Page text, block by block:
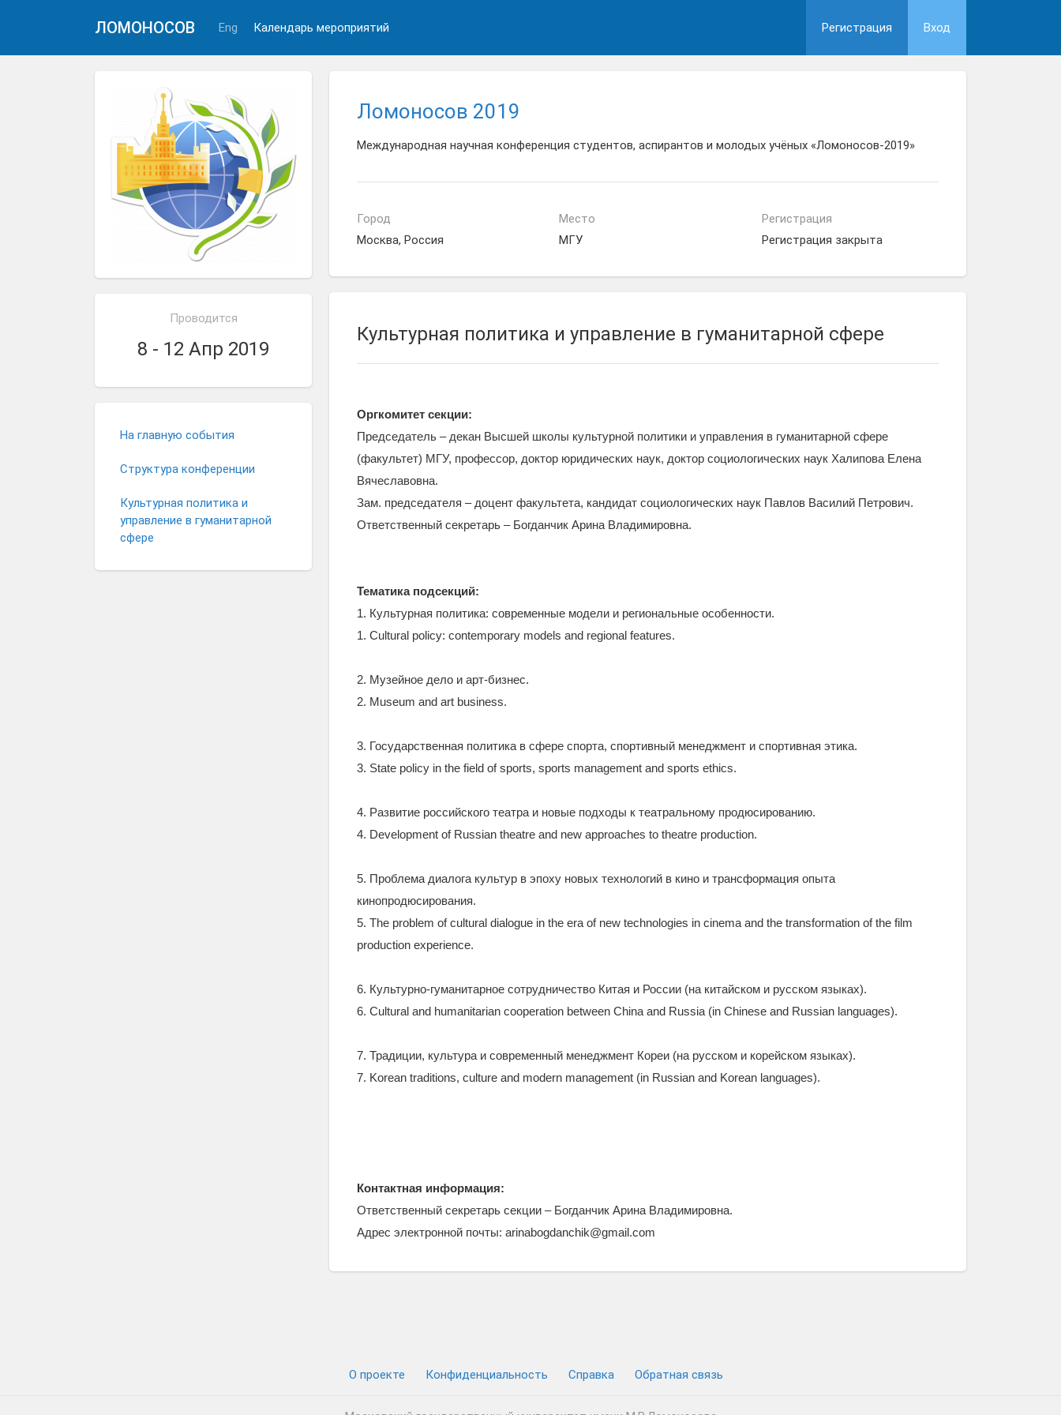
ЛОМОНОСОВ Eng Календарь мероприятий Регистрация Вход
Проводится
8 - 12 Апр 2019
На главную события
Структура конференции
Культурная политика и
управление в гуманитарной
сфере
Ломоносов 2019
Международная научная конференция студентов, аспирантов и молодых учёных «Ломоносов-2019»
Город
Москва, Россия
Место
МГУ
Регистрация
Регистрация закрыта
Культурная политика и управление в гуманитарной сфере
Оргкомитет секции:
Председатель – декан Высшей школы культурной политики и управления в гуманитарной сфере
(факультет) МГУ, профессор, доктор юридических наук, доктор социологических наук Халипова Елена
Вячеславовна.
Зам. председателя – доцент факультета, кандидат социологических наук Павлов Василий Петрович.
Ответственный секретарь – Богданчик Арина Владимировна.
Тематика подсекций:
1. Культурная политика: современные модели и региональные особенности.
1. Cultural policy: contemporary models and regional features.
2. Музейное дело и арт-бизнес.
2. Museum and art business.
3. Государственная политика в сфере спорта, спортивный менеджмент и спортивная этика.
3. State policy in the field of sports, sports management and sports ethics.
4. Развитие российского театра и новые подходы к театральному продюсированию.
4. Development of Russian theatre and new approaches to theatre production.
5. Проблема диалога культур в эпоху новых технологий в кино и трансформация опыта
кинопродюсирования.
5. The problem of cultural dialogue in the era of new technologies in cinema and the transformation of the film
production experience.
6. Культурно-гуманитарное сотрудничество Китая и России (на китайском и русском языках).
6. Cultural and humanitarian cooperation between China and Russia (in Chinese and Russian languages).
7. Традиции, культура и современный менеджмент Кореи (на русском и корейском языках).
7. Korean traditions, culture and modern management (in Russian and Korean languages).
Контактная информация:
Ответственный секретарь секции – Богданчик Арина Владимировна.
Адрес электронной почты: arinabogdanchik@gmail.com
О проекте Конфиденциальность Cправка Обратная связь